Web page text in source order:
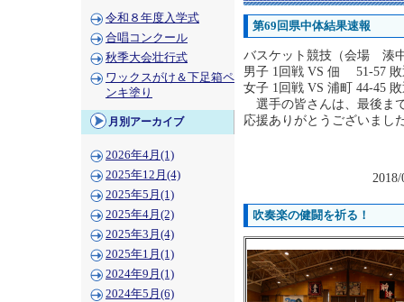
令和８年度入学式
合唱コンクール
秋季大会壮行式
ワックスがけ＆下足箱ペ
ンキ塗り
月別アーカイブ
2026年4月(1)
2025年12月(4)
2025年5月(1)
2025年4月(2)
2025年3月(4)
2025年1月(1)
2024年9月(1)
2024年5月(6)
第69回県中体結果速報
バスケット競技（会場 湊
男子 1回戦 VS 佃 51-57 敗
女子 1回戦 VS 浦町 44-45
選手の皆さんは、最後ま
応援ありがとうございまし
吹奏楽の健闘を祈る！